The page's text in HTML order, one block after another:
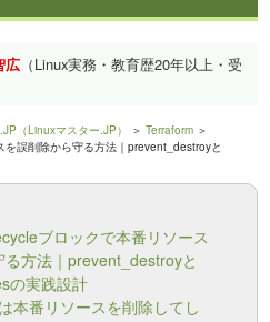
広 （Linux実務・教育歴20年以上・受
（Linuxマスター.JP） ＞Terraform ＞
誤削除から守る方法｜prevent_destroyと
ブロックで本番リソース
る方法｜prevent_destroyと
の実践設計
本番リソースを削除してし